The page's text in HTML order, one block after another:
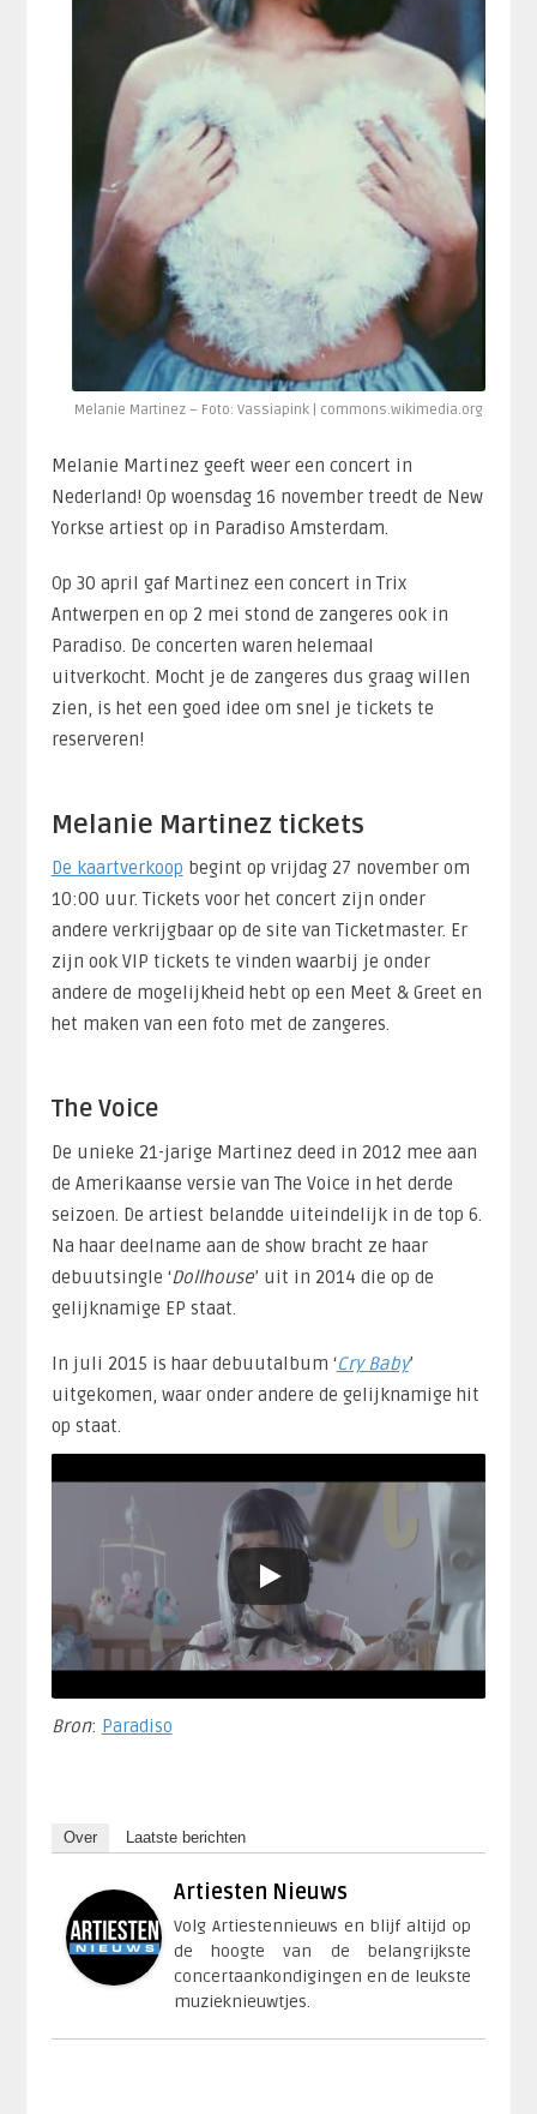
Melanie Martinez – Foto: Vassiapink | commons.wikimedia.org
Melanie Martinez geeft weer een concert in
Nederland! Op woensdag 16 november treedt de New
Yorkse artiest op in Paradiso Amsterdam.
Op 30 april gaf Martinez een concert in Trix
Antwerpen en op 2 mei stond de zangeres ook in
Paradiso. De concerten waren helemaal
uitverkocht. Mocht je de zangeres dus graag willen
zien, is het een goed idee om snel je tickets te
reserveren!
Melanie Martinez tickets
De kaartverkoop begint op vrijdag 27 november om
10:00 uur. Tickets voor het concert zijn onder
andere verkrijgbaar op de site van Ticketmaster. Er
zijn ook VIP tickets te vinden waarbij je onder
andere de mogelijkheid hebt op een Meet & Greet en
het maken van een foto met de zangeres.
The Voice
De unieke 21-jarige Martinez deed in 2012 mee aan
de Amerikaanse versie van The Voice in het derde
seizoen. De artiest belandde uiteindelijk in de top 6.
Na haar deelname aan de show bracht ze haar
debuutsingle ‘Dollhouse’ uit in 2014 die op de
gelijknamige EP staat.
In juli 2015 is haar debuutalbum ‘Cry Baby’
uitgekomen, waar onder andere de gelijknamige hit
op staat.
Bron: Paradiso
Over Laatste berichten
Artiesten Nieuws
Volg Artiestennieuws en blijf altijd op
de hoogte van de belangrijkste
concertaankondigingen en de leukste
muzieknieuwtjes.